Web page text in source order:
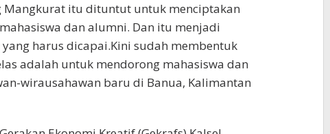
Mangkurat itu dituntut untuk menciptakan
dan alumni. Dan itu menjadi
harus dicapai.Kini sudah membentuk
adalah untuk mendorong mahasiswa dan
wirausahawan baru di Banua, Kalimantan